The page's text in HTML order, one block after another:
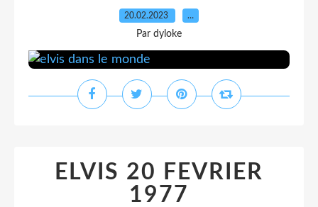
20.02.2023 …
Par dyloke
ELVIS 20 FEVRIER
1977